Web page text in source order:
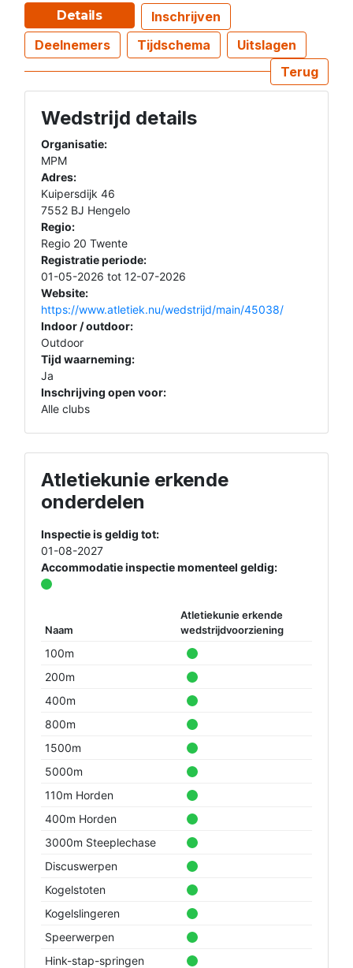
Details
Inschrijven
Deelnemers
Tijdschema
Uitslagen
Terug
Wedstrijd details
Organisatie:
MPM
Adres:
Kuipersdijk 46
7552 BJ Hengelo
Regio:
Regio 20 Twente
Registratie periode:
01-05-2026 tot 12-07-2026
Website:
https://www.atletiek.nu/wedstrijd/main/45038/
Indoor / outdoor:
Outdoor
Tijd waarneming:
Ja
Inschrijving open voor:
Alle clubs
Atletiekunie erkende
onderdelen
Inspectie is geldig tot:
01-08-2027
Accommodatie inspectie momenteel geldig:
Naam
Atletiekunie erkende
wedstrijdvoorziening
100m
200m
400m
800m
1500m
5000m
110m Horden
400m Horden
3000m Steeplechase
Discuswerpen
Kogelstoten
Kogelslingeren
Speerwerpen
Hink-stap-springen